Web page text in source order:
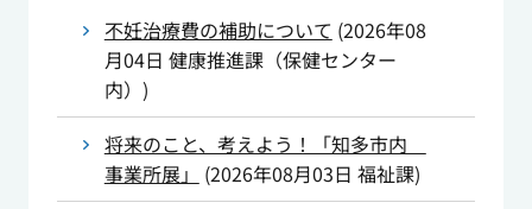
不妊治療費の補助について (2026年08
月04日 健康推進課（保健センター
内） )
将来のこと、考えよう！「知多市内
事業所展」
(2026年08月03日 福祉課)